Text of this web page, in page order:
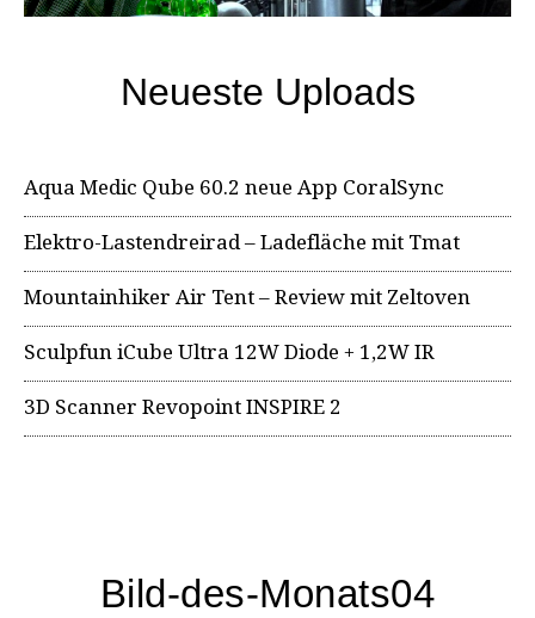
Neueste Uploads
Aqua Medic Qube 60.2 neue App CoralSync
Elektro-Lastendreirad – Ladefläche mit Tmat
Mountainhiker Air Tent – Review mit Zeltoven
Sculpfun iCube Ultra 12W Diode + 1,2W IR
3D Scanner Revopoint INSPIRE 2
Bild-des-Monats04